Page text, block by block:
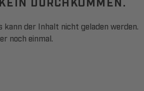
kann der Inhalt nicht geladen werden.
noch einmal.